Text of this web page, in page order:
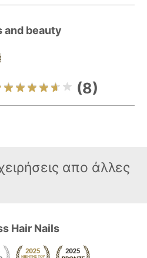
and beauty
(8)
απο άλλες
Hair Nails